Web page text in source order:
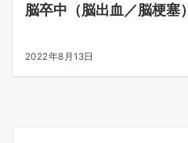
脳卒中（脳出血／脳梗塞
2022年8月13日